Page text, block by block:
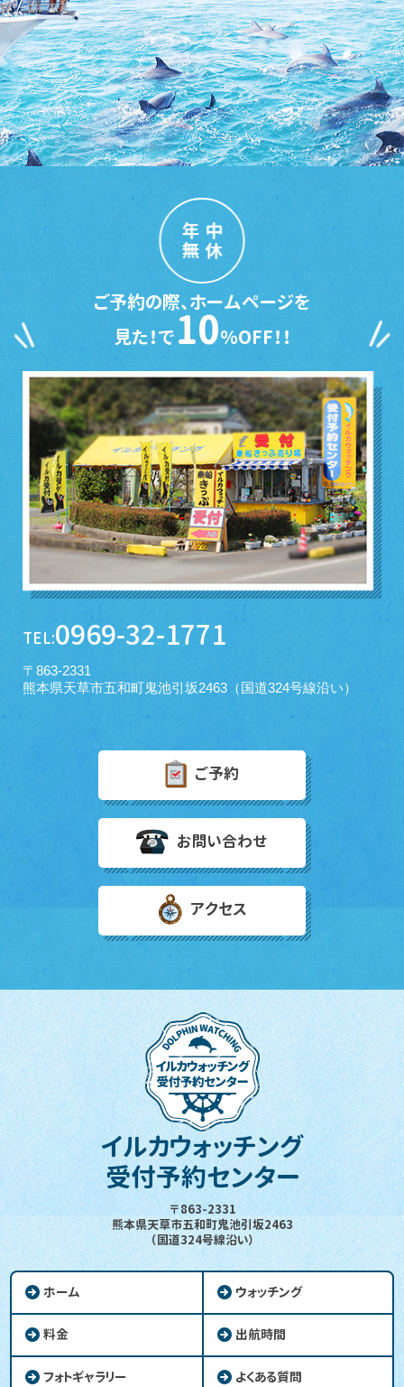
年中
無休
ご予約の際、ホームページを
見た！で10％OFF！！
TEL:0969-32-1771
〒863-2331
熊本県天草市五和町鬼池引坂2463（国道324号線沿い）
ご予約
お問い合わせ
アクセス
イルカウォッチング
受付予約センター
〒863-2331
熊本県天草市五和町鬼池引坂2463
（国道324号線沿い）
ホーム ウォッチング
料金 出航時間
フォトギャラリー よくある質問